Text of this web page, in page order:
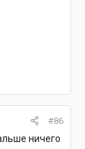
#86
ничего